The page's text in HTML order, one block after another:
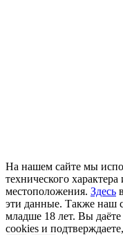
На нашем сайте мы
технического
местоположения. Здесь
эти данные. Также наш
младше 18 лет. Вы даёте
cookies и